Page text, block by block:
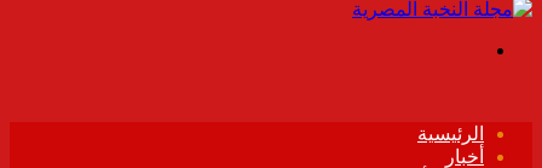
الرئيسية
أخبار